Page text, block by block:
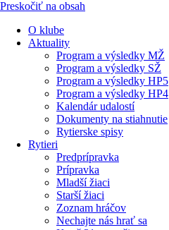
Preskočiť na obsah
O klube
Aktuality
Program a výsledky MŽ
Program a výsledky SŽ
Program a výsledky HP5
Program a výsledky HP4
Kalendár udalostí
Dokumenty na stiahnutie
Rytierske spisy
Rytieri
Predprípravka
Prípravka
Mladší žiaci
Starší žiaci
Zoznam hráčov
Nechajte nás hrať sa